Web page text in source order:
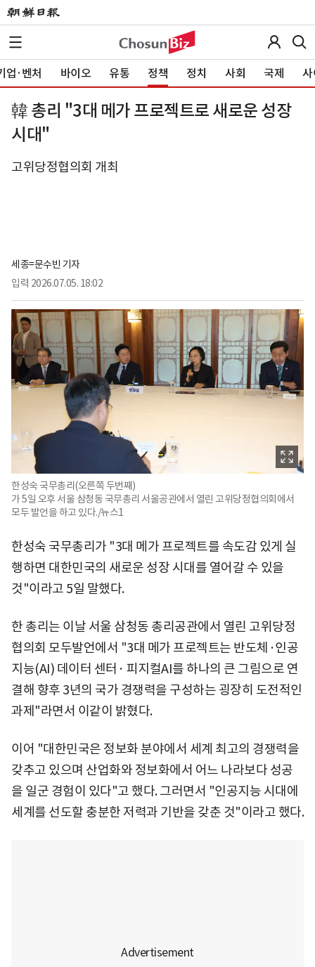
업·벤처 바이오 유통 정책 정치 사회 국제 사
韓 총리 "3대 메가 프로젝트로 새로운 성장
시대"
고위당정협의회 개최
세종=문수빈 기자
입력 2026.07.05. 18:02
한성숙 국무총리(오른쪽 두번째)
가 5일 오후 서울 삼청동 국무총리 서울공관에서 열린 고위당정협의회에서
모두 발언을 하고 있다./뉴스1
한성숙 국무총리가 "3대 메가 프로젝트를 속도감 있게 실
행하면 대한민국의 새로운 성장 시대를 열어갈 수 있을
것"이라고 5일 말했다.
한 총리는 이날 서울 삼청동 총리공관에서 열린 고위당정
협의회 모두발언에서 "3대 메가 프로젝트는 반도체·인공
지능(AI) 데이터 센터· 피지컬AI를 하나의 큰 그림으로 연
결해 향후 3년의 국가 경쟁력을 구성하는 굉장히 도전적인
과제"라면서 이같이 밝혔다.
이어 "대한민국은 정보화 분야에서 세계 최고의 경쟁력을
갖추고 있으며 산업화와 정보화에서 어느 나라보다 성공
을 일군 경험이 있다"고 했다. 그러면서 "인공지능 시대에
세계를 선도할 충분한 저력과 기반을 갖춘 것"이라고 했다.